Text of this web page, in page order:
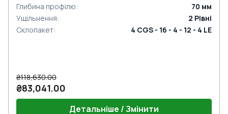
Глибина профілю: 70 мм
Ущільнення: 2 Рівні
Склопакет: 4 CGS - 16 - 4 - 12 - 4 LE
₴118,630.00
₴83,041.00
Детальніше / Змінити